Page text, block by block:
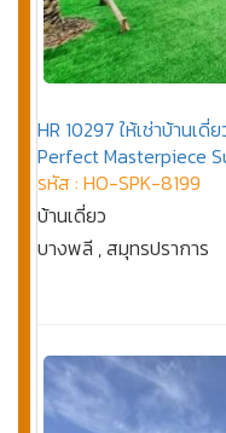
HR 10297 ให้เช่าบ้านเ
Perfect Masterpiece
รหัส : HO-SPK-8199
บ้านเดี่ยว
บางพลี , สมุทรปราการ